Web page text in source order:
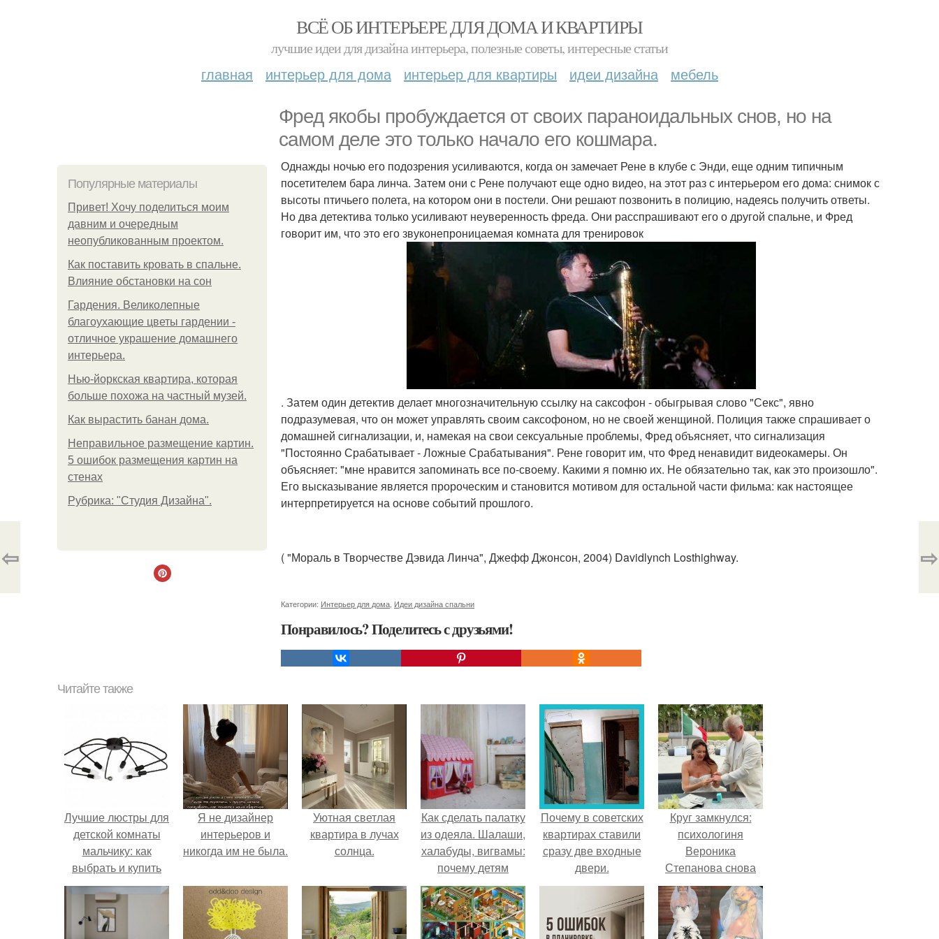
ВСЁ ОБ ИНТЕРЬЕРЕ ДЛЯ ДОМА И КВАРТИРЫ
лучшие идеи для дизайна интерьера, полезные советы, интересные статьи
главная интерьер для дома интерьер для квартиры идеи дизайна мебель
Фред якобы пробуждается от своих параноидальных снов, но на
самом деле это только начало его кошмара.
Популярные материалы
Привет! Хочу поделиться моим
давним и очередным
неопубликованным проектом.
Как поставить кровать в спальне.
Влияние обстановки на сон
Гардения. Великолепные
благоухающие цветы гардении -
отличное украшение домашнего
интерьера.
Нью-йоркская квартира, которая
больше похожа на частный музей.
Как вырастить банан дома.
Неправильное размещение картин.
5 ошибок размещения картин на
стенах
Рубрика: "Студия Дизайна".
Однажды ночью его подозрения усиливаются, когда он замечает Рене в клубе с Энди, еще одним типичным
посетителем бара линча. Затем они с Рене получают еще одно видео, на этот раз с интерьером его дома: снимок с
высоты птичьего полета, на котором они в постели. Они решают позвонить в полицию, надеясь получить ответы.
Но два детектива только усиливают неуверенность фреда. Они расспрашивают его о другой спальне, и Фред
говорит им, что это его звуконепроницаемая комната для тренировок
. Затем один детектив делает многозначительную ссылку на саксофон - обыгрывая слово "Секс", явно
подразумевая, что он может управлять своим саксофоном, но не своей женщиной. Полиция также спрашивает о
домашней сигнализации, и, намекая на свои сексуальные проблемы, Фред объясняет, что сигнализация
"Постоянно Срабатывает - Ложные Срабатывания". Рене говорит им, что Фред ненавидит видеокамеры. Он
объясняет: "мне нравится запоминать все по-своему. Какими я помню их. Не обязательно так, как это произошло".
Его высказывание является пророческим и становится мотивом для остальной части фильма: как настоящее
интерпретируется на основе событий прошлого.
( "Мораль в Творчестве Дэвида Линча", Джефф Джонсон, 2004) Davidlynch Losthighway.
Категории: Интерьер для дома Идеи дизайна спальни
Понравилось? Поделитесь с друзьями!
⇦ ⇨
Читайте также
Лучшие люстры для
детской комнаты
мальчику: как
выбрать и купить
Я не дизайнер
интерьеров и
никогда им не была.
Уютная светлая
квартира в лучах
солнца.
Как сделать палатку
из одеяла. Шалаши,
халабуды, вигвамы:
почему детям
полезно строить
домики
Почему в советских
квартирах ставили
сразу две входные
двери.
Круг замкнулся:
психологиня
Вероника
Степанова снова
вышла замуж за
собственного
бывшего мужа.